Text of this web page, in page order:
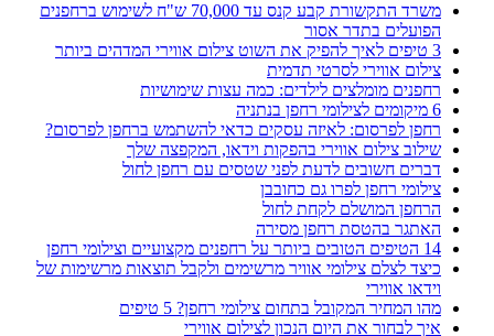
משרד התקשורת קבע קנס עד 70,000 ש"ח לשימוש ברחפנים
הפועלים בתדר אסור
3 טיפים לאיך להפיק את השוט צילום אווירי המדהים ביותר
צילום אווירי לסרטי תדמית
רחפנים מומלצים לילדים: כמה עצות שימושיות
6 מיקומים לצילומי רחפן בנתניה
רחפן לפרסום: לאיזה עסקים כדאי להשתמש ברחפן לפרסום?
שילוב צילום אווירי בהפקות וידאו, המקפצה שלך
דברים חשובים לדעת לפני שטסים עם רחפן לחול
צילומי רחפן לפרו גם כחובבן
הרחפן המושלם לקחת לחול
האתגר בהטסת רחפן מסירה
14 הטיפים הטובים ביותר על רחפנים מקצועיים וצילומי רחפן
כיצד לצלם צילומי אוויר מרשימים ולקבל תוצאות מרשימות של
וידאו אווירי
מהו המחיר המקובל בתחום צילומי רחפן? 5 טיפים
איך לבחור את היום הנכון לצילום אווירי